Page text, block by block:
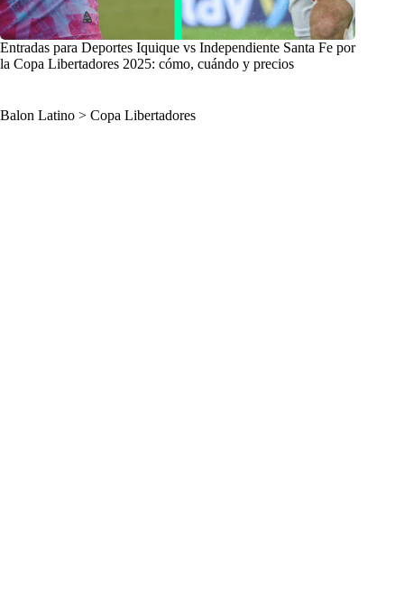
Entradas para Deportes Iquique vs Independiente Santa Fe por
la Copa Libertadores 2025: cómo, cuándo y precios
Balon Latino > Copa Libertadores